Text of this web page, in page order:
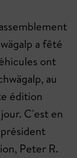
a fêté
ont
au
édition
C'est en
Peter R.